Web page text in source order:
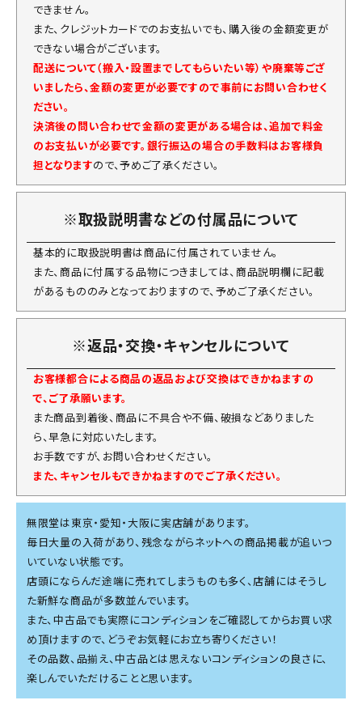
できません。
また、クレジットカードでのお支払いでも、購入後の金額変更が
できない場合がございます。
配送について（搬入・設置までしてもらいたい等）や廃棄等ござ
いましたら、金額の変更が必要ですので事前にお問い合わせく
ださい。
決済後の問い合わせで金額の変更がある場合は、追加で料金
のお支払いが必要です。銀行振込の場合の手数料はお客様負
担となりますので、予めご了承ください。
※取扱説明書などの付属品について
基本的に取扱説明書は商品に付属されていません。
また、商品に付属する品物につきましては、商品説明欄に記載
があるもののみとなっておりますので、予めご了承ください。
※返品・交換・キャンセルについて
お客様都合による商品の返品および交換はできかねますの
で、ご了承願います。
また商品到着後、商品に不具合や不備、破損などありました
ら、早急に対応いたします。
お手数ですが、お問い合わせください。
また、キャンセルもできかねますのでご了承ください。
無限堂は東京・愛知・大阪に実店舗があります。
毎日大量の入荷があり、残念ながらネットへの商品掲載が追いつ
いていない状態です。
店頭にならんだ途端に売れてしまうものも多く、店舗にはそうし
た新鮮な商品が多数並んでいます。
また、中古品でも実際にコンディションをご確認してからお買い求
め頂けますので、どうぞお気軽にお立ち寄りください！
その品数、品揃え、中古品とは思えないコンディションの良さに、
楽しんでいただけることと思います。